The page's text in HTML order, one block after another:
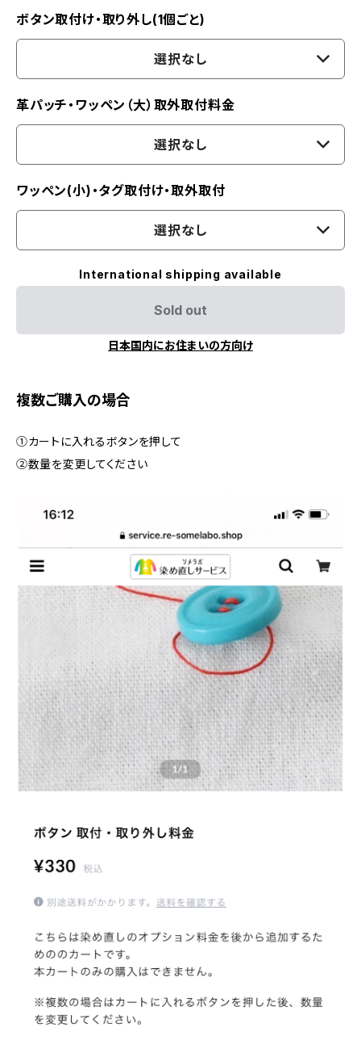
ボタン取付け・取り外し(1個ごと)
選択なし
革パッチ・ワッペン（大）取外取付料金
選択なし
ワッペン(小)・タグ取付け・取外取付
選択なし
International shipping available
Sold out
日本国内にお住まいの方向け
複数ご購入の場合
①カートに入れるボタンを押して
②数量を変更してください